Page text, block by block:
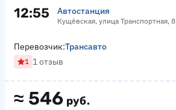
12:55 Автостанция
Кущёвская, улица Транспортная, 8
≈ 546 руб.
Перевозчик:Трансавто
1 1 отзыв